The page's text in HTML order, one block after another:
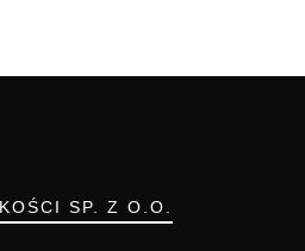
SP. Z O.O.